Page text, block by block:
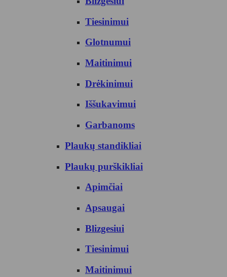
Tiesinimui
Glotnumui
Maitinimui
Drėkinimui
Iššukavimui
Garbanoms
Plaukų standikliai
Plaukų purškikliai
Apimčiai
Apsaugai
Blizgesiui
Tiesinimui
Maitinimui